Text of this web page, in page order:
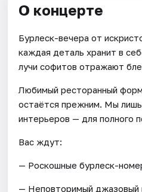
О концерте
Бурлеск-вечера от
каждая деталь хранит в
лучи софитов отражают
Любимый ресторанный
остаётся прежним. Мы лишь
интерьеров — для полного
Вас ждут:
— Роскошные бурлеск-
— Неповторимый джазовый